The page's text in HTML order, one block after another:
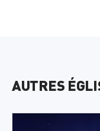
AUTRES